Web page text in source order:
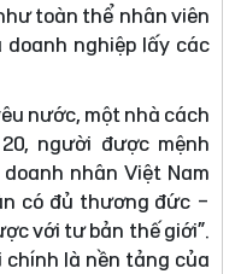
toàn thể nhân viên
nghiệp lấy các
nước, một nhà cách
người được mệnh
nhân Việt Nam
có đủ thương đức -
với tư bản thế giới”.
là nền tảng của